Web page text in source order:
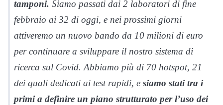
tamponi. Siamo passati dai 2 laboratori di fine
febbraio ai 32 di oggi, e nei prossimi giorni
attiveremo un nuovo bando da 10 milioni di euro
per continuare a sviluppare il nostro sistema di
ricerca sul Covid. Abbiamo più di 70 hotspot, 21
dei quali dedicati ai test rapidi, e siamo stati tra i
primi a definire un piano strutturato per l’uso dei